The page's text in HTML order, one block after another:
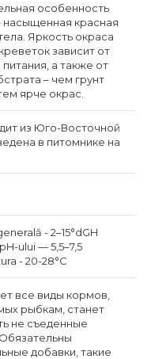
особенность
насыщенная красная
Яркость окраса
зависит от
питания, а также от
– чем грунт
ярче окрас.
из Юго-Восточной
в питомнике на
- 2–15°dGH
ului — 5,5–7,5
- 20-28°С
все виды кормов,
рыбкам, станет
не съеденные
добавки, такие